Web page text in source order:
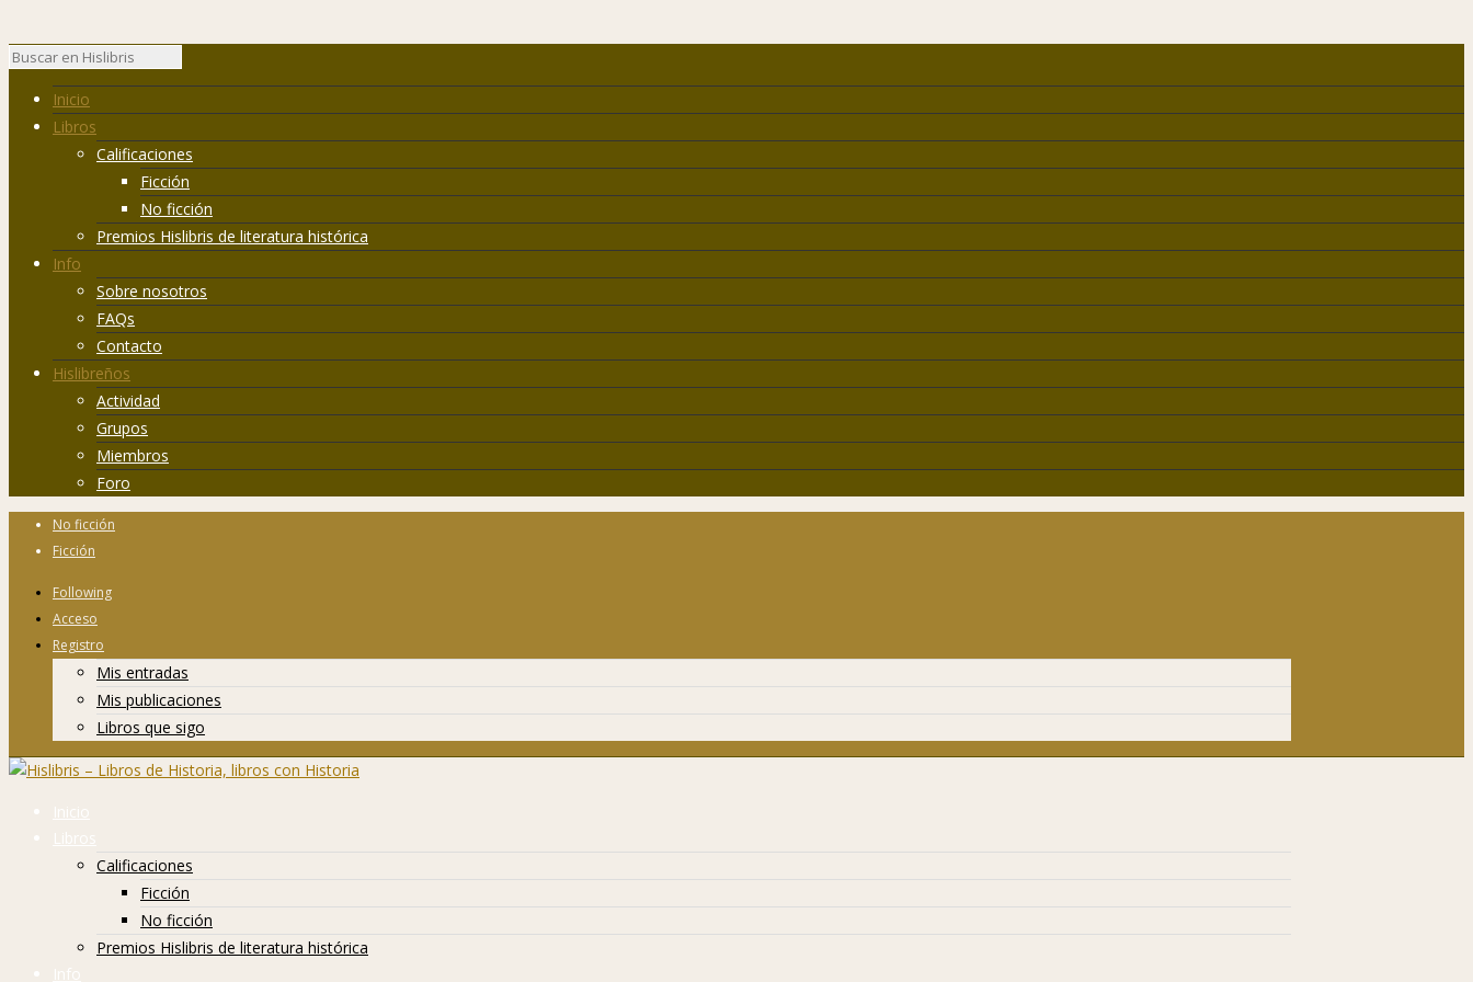
Inicio
Libros
Calificaciones
Ficción
No ficción
Premios Hislibris de literatura histórica
Info
Sobre nosotros
FAQs
Contacto
Hislibreños
Actividad
Grupos
Miembros
Foro
No ficción
Ficción
Following
Acceso
Registro
Mis entradas
Mis publicaciones
Libros que sigo
Inicio
Libros
Calificaciones
Ficción
No ficción
Premios Hislibris de literatura histórica
Info